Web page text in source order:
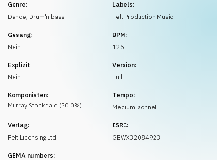
Info
Genre:
Dance, Drum'n'bass
Labels:
Felt Production Music
Gesang:
Nein
BPM:
125
Explizit:
Nein
Version:
Full
Komponisten:
Murray Stockdale (50.0%)
Tempo:
Medium-schnell
Verlag:
Felt Licensing Ltd
ISRC:
GBWX32084923
GEMA numbers: